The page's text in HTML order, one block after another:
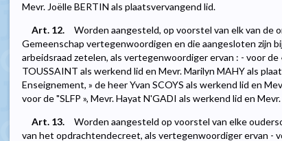
Mevr. Joëlle BERTIN als plaatsvervangend lid.
Art. 12.
Worden aangesteld, op voorstel van elk van de
Gemeenschap vertegenwoordigen en die aangesloten zijn
arbeidsraad zetelen, als vertegenwoordiger ervan : - voor de
TOUSSAINT als werkend lid en Mevr. Marilyn MAHY als
Enseignement, » de heer Yvan SCOYS als werkend lid en
voor de "SLFP », Mevr. Hayat N'GADI als werkend lid en
Art. 13.
Worden aangesteld op voorstel van elke
van het opdrachtendecreet, als vertegenwoordiger ervan -